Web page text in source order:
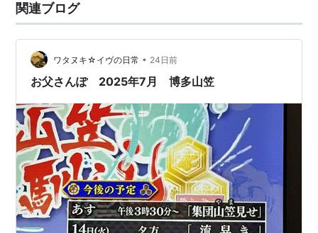
関連ブログ
ワタヌキ☆イヴの日常 • 24日前
お父さんぽ 2025年7月 博多山笠